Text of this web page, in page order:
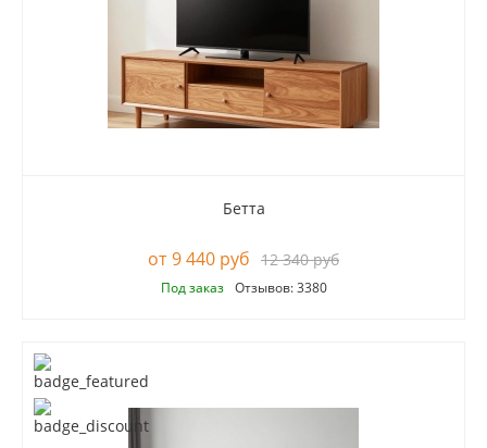
Бетта
9 440 руб 12 340 руб
Под заказ Отзывов: 3380